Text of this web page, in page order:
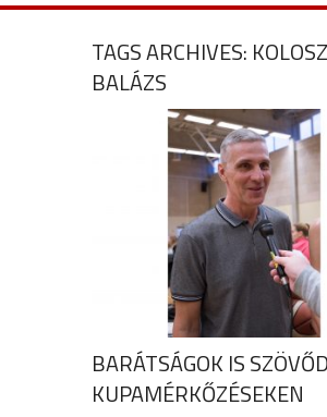
TAGS ARCHIVES:
BALÁZS
BARÁTSÁGOK IS
KUPAMÉRKŐZÉSEKEN